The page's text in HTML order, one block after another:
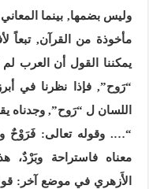
وليس بضمها, بينما
مأخوذة من القرآن, تبعاً
يمكننا القول أن العرب
“رَوح”, فإذا نظرنا في
اللسان ل “رَوح”, وجدناه
“….وقوله تعالى: فَرَوْحٌ
معناه فاستراحة وبَرْدٌ،
الأَزهري في موضع آخر: